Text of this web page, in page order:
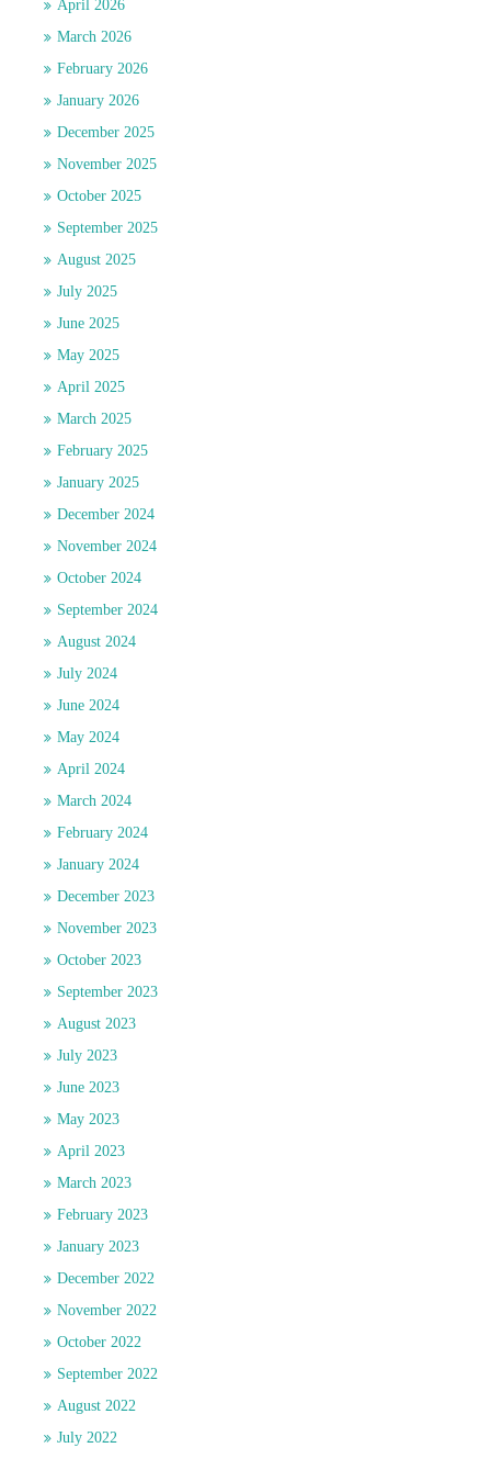
April 2026
March 2026
February 2026
January 2026
December 2025
November 2025
October 2025
September 2025
August 2025
July 2025
June 2025
May 2025
April 2025
March 2025
February 2025
January 2025
December 2024
November 2024
October 2024
September 2024
August 2024
July 2024
June 2024
May 2024
April 2024
March 2024
February 2024
January 2024
December 2023
November 2023
October 2023
September 2023
August 2023
July 2023
June 2023
May 2023
April 2023
March 2023
February 2023
January 2023
December 2022
November 2022
October 2022
September 2022
August 2022
July 2022